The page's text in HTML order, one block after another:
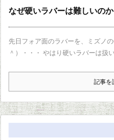
なぜ硬いラバーは難しいの
先日フォア面のラバーを、ミズノ
＾）・・・ やはり硬いラバーは扱
記事を